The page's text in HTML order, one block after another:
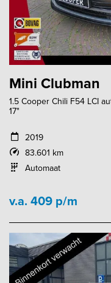
Mini Clubman
1.5 Cooper Chili F54 LCI
17"
2019
83.601 km
Automaat
v.a. 409 p/m